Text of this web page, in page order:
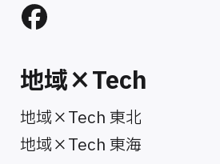
地域×Tech
地域×Tech 東北
地域×Tech 東海